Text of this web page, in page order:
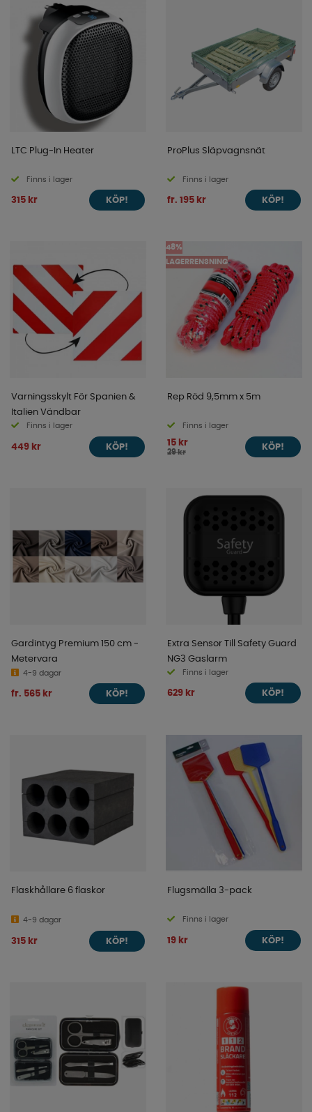
LTC Plug-In Heater
Finns i lager
315 kr KÖP!
ProPlus Släpvagnsnät
Finns i lager
fr. 195 kr KÖP!
Varningsskylt För Spanien &
Italien Vändbar
Finns i lager
449 kr KÖP!
48%
LAGERRENSNING
Rep Röd 9,5mm x 5m
Finns i lager
15 kr
29 kr
KÖP!
Gardintyg Premium 150 cm -
Metervara
4-9 dagar
fr. 565 kr KÖP!
Extra Sensor Till Safety Guard
NG3 Gaslarm
Finns i lager
629 kr KÖP!
Flaskhållare 6 flaskor
4-9 dagar
315 kr KÖP!
Flugsmälla 3-pack
Finns i lager
19 kr KÖP!